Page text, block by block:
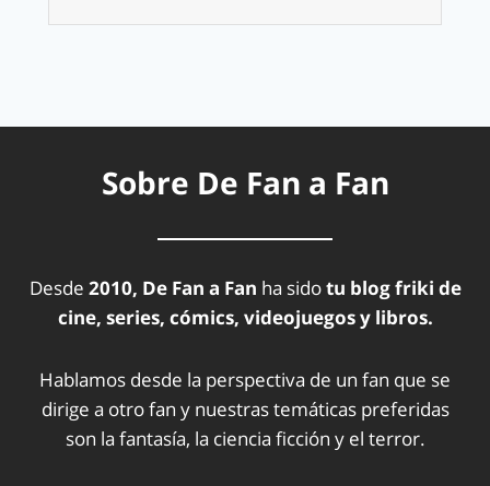
Sobre De Fan a Fan
Desde 2010, De Fan a Fan ha sidotu blog friki de
cine, series, cómics, videojuegos y libros.
Hablamos desde la perspectiva de un fan que se
dirige a otro fan y nuestras temáticas preferidas
son la fantasía, la ciencia ficción y el terror.